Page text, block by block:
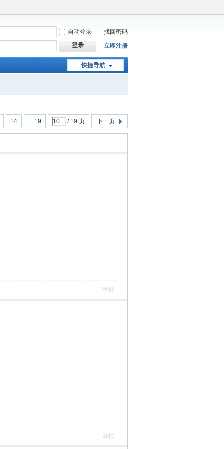
自动登录
找回密码
登录
立即注册
快捷导航
14 ... 19 / 19 页 下一页
举报
举报